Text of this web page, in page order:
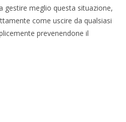
gestire meglio questa situazione,
come uscire da qualsiasi
prevenendone il